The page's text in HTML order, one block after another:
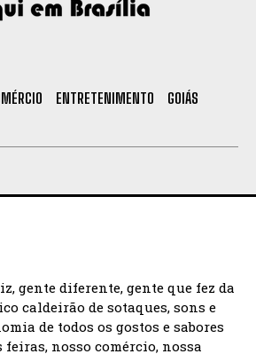
ENTRETENIMENTO
GOIÁS
gente diferente, gente que fez da
caldeirão de sotaques, sons e
de todos os gostos e sabores
nosso comércio, nossa